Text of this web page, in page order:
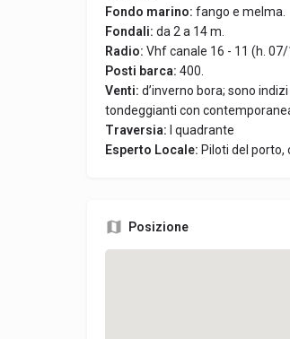
Fondo marino: fango e melma.
Fondali: da 2 a 14 m.
Radio: Vhf canale 16 - 11 (h. 07/
Posti barca: 400.
Venti: d’inverno bora; sono
tondeggianti con
Traversia:
I quadrante
Esperto Locale: Piloti del porto,
Posizione